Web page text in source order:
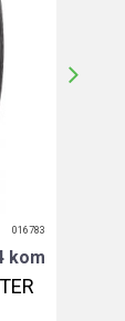
016783
kom